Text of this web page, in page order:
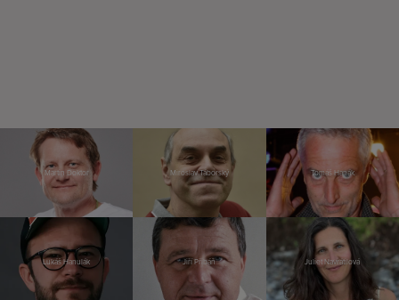
Martin Doktor Miroslav Táborský Tomáš Hanák
Lukáš Hanulák Jiří Přibáň Juliet Navrátilová